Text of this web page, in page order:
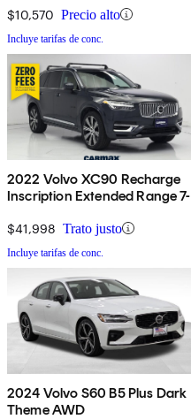
$10,570 Precio alto
Incluye tarifas de conc.
2022 Volvo XC90 Recharge
Inscription Extended Range 7-
$41,998 Trato justo
Incluye tarifas de conc.
2024 Volvo S60 B5 Plus Dark
Theme AWD